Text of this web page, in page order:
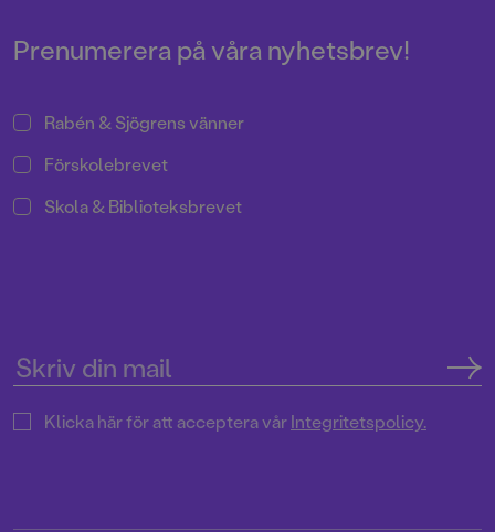
i ett helt nytt format.
på många år.
Prenumerera på våra nyhetsbrev!
Rabén & Sjögrens vänner
Förskolebrevet
Skola & Biblioteksbrevet
Klicka här för att acceptera vårIntegritetspolicy.